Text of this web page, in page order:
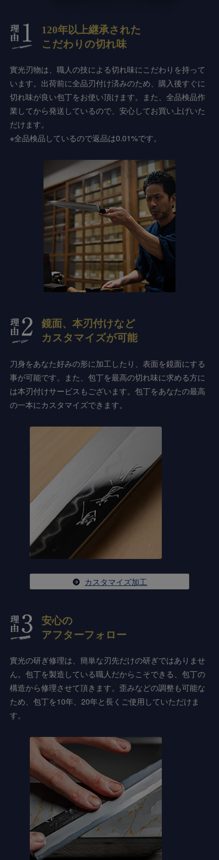
120年以上継承された
こだわりの切れ味
實光刃物は、職人の技による切れ味にこだわりを持って
います。出荷前に全品刃付け済みのため、購入後すぐに
切れ味が良い包丁をお使い頂けます。また、全品検品作
業してから発送しているので、安心してお買い上げいた
だけます。
※全品検品しているので返品は0.01%です。
鏡面、本刃付けなど
カスタマイズが可能
刀身をあなた好みの形に加工したり、表面を鏡面にする
事が可能です。また、包丁を最高の切れ味に求める方に
は本刃付けサービスもございます。包丁をあなたの最高
の一本にカスタマイズできます。
カスタマイズ加工
安心の
アフターフォロー
實光の研ぎ修理は、簡単な刃先だけの研ぎではありませ
ん。包丁を製造している職人だからこそできる、包丁の
構造から修理させて頂きます。歪みなどの調整も可能な
ため、包丁を10年、20年と長くご使用していただけま
す。